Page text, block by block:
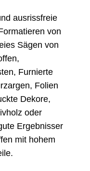
ausrissfreie
von
Sägen von
Furnierte
Folien
Dekore,
oder
Ergebnisser
mit hohem